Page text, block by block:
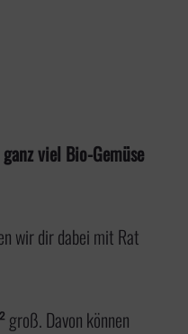
viel Bio-Gemüse
wir dir dabei mit Rat
groß. Davon können